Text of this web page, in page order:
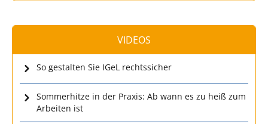
VIDEOS
So gestalten Sie IGeL rechtssicher
Sommerhitze in der Praxis: Ab wann es zu heiß zum
Arbeiten ist